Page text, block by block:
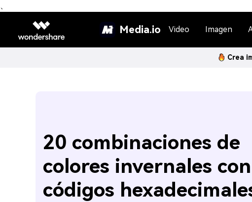
、
Media.io Video Imagen
Crea
20 combinaciones de
colores invernales con
códigos